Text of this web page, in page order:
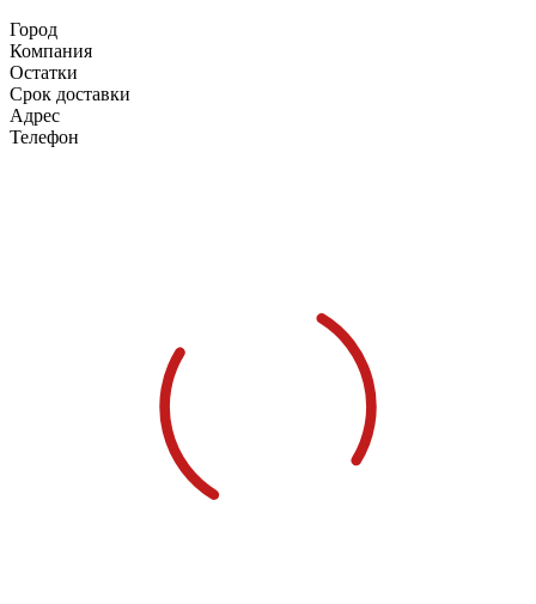
Город
Компания
Остатки
Срок доставки
Адрес
Телефон